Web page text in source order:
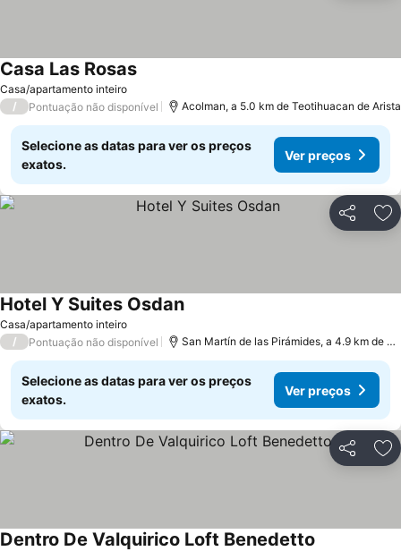
Casa/apartamento inteiro
Casa Las RosasVer preços
/ Pontuação não disponível Acolman, a 5.0 km de Teotihuacan de Arista
Selecione as datas para ver os preços
exatos.
Ver preços
Partilhar
Casa/apartamento inteiro
Hotel Y Suites OsdanVer preços
/ Pontuação não disponível San Martín de las Pirámides, a 4.9 km de
Selecione as datas para ver os preços
exatos.
Ver preços
Partilhar
Dentro De Valquirico Loft Benedetto